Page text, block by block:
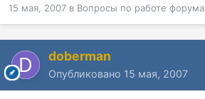
15 мая, 2007 в Вопросы по работе форума
doberman
Опубликовано 15 мая, 2007